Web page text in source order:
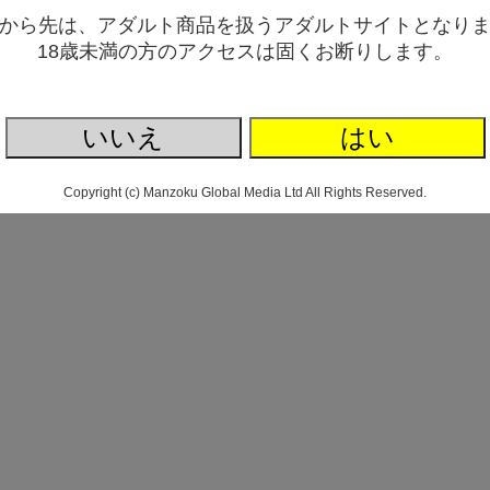
ら先は、アダルト商品を扱うアダルトサイトとなり
18歳未満の方のアクセスは固くお断りします。
いいえ はい
Copyright (c) Manzoku Global Media Ltd All Rights Reserved.
】
1,583円(税込)